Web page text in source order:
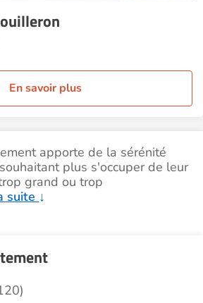
En savoir plus
apporte de la sérénité
plus s'occuper de leur
grand ou trop
suite ↓